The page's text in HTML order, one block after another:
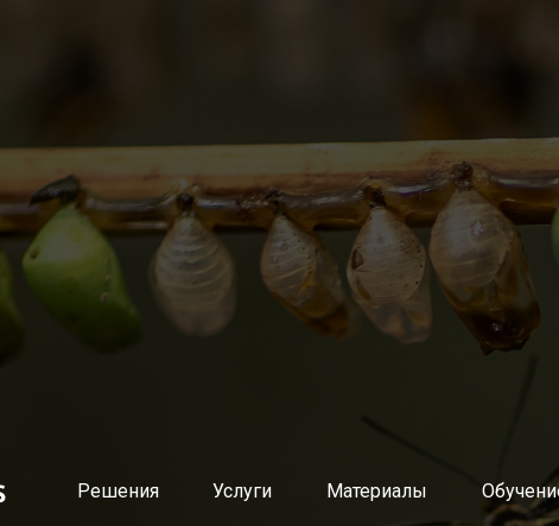
Учет и распределение ИТ-затрат, тарификация ИТ-услуг
Управление мощностями и планирование потребности в ИТ-
Управление качеством услуг
Оценка эффективности управления ИТ
Поддержка пользователей и восстановление услуг
Планирование и контроль изменений
Управление проблемами
Автоматическая классификация обращений пользователей
Решения Услуги Материалы